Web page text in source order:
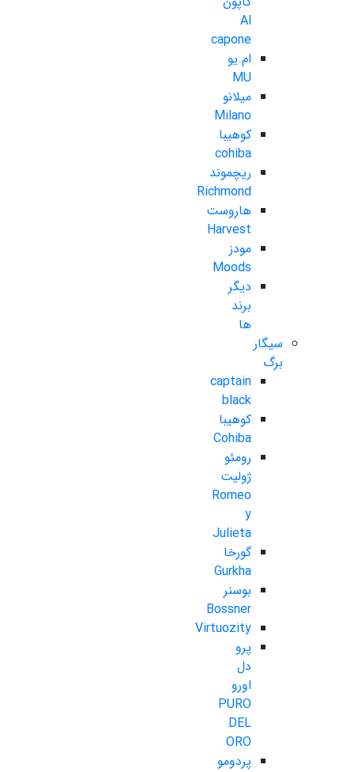
Al
capone
ام.یو
MU
میلانو
Milano
کوهیبا
cohiba
ریچموند
Richmond
هاروست
Harvest
مودز
Moods
دیگر
برند
ها
سیگار
برگ
captain
black
کوهیبا
Cohiba
رومئو
ژولیت
Romeo
y
Julieta
گورخا
Gurkha
بوسنر
Bossner
Virtuozity
پرو
دل
اورو
PURO
DEL
ORO
پردومو